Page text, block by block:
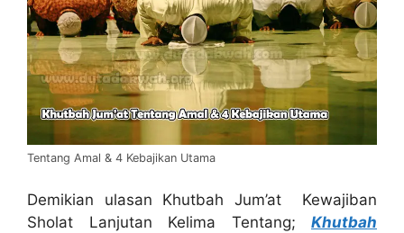
Tentang Amal & 4 Kebajikan Utama
Demikian ulasan Khutbah Jum’at Kewajiban
Sholat Lanjutan Kelima Tentang; Khutbah